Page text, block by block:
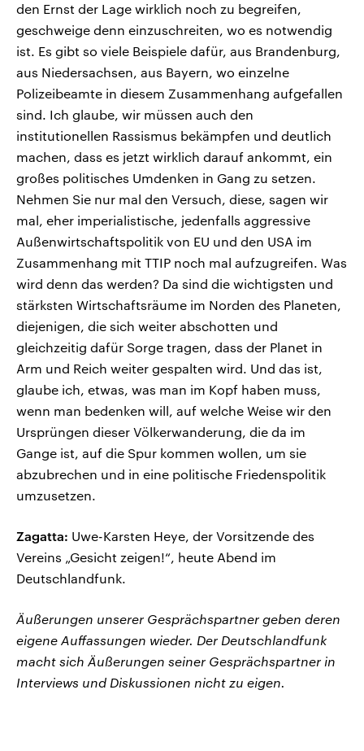
den Ernst der Lage wirklich noch zu begreifen,
geschweige denn einzuschreiten, wo es notwendig
ist. Es gibt so viele Beispiele dafür, aus Brandenburg,
aus Niedersachsen, aus Bayern, wo einzelne
Polizeibeamte in diesem Zusammenhang aufgefallen
sind. Ich glaube, wir müssen auch den
institutionellen Rassismus bekämpfen und deutlich
machen, dass es jetzt wirklich darauf ankommt, ein
großes politisches Umdenken in Gang zu setzen.
Nehmen Sie nur mal den Versuch, diese, sagen wir
mal, eher imperialistische, jedenfalls aggressive
Außenwirtschaftspolitik von EU und den USA im
Zusammenhang mit TTIP noch mal aufzugreifen. Was
wird denn das werden? Da sind die wichtigsten und
stärksten Wirtschaftsräume im Norden des Planeten,
diejenigen, die sich weiter abschotten und
gleichzeitig dafür Sorge tragen, dass der Planet in
Arm und Reich weiter gespalten wird. Und das ist,
glaube ich, etwas, was man im Kopf haben muss,
wenn man bedenken will, auf welche Weise wir den
Ursprüngen dieser Völkerwanderung, die da im
Gange ist, auf die Spur kommen wollen, um sie
abzubrechen und in eine politische Friedenspolitik
umzusetzen.
Zagatta: Uwe-Karsten Heye, der Vorsitzende des
Vereins „Gesicht zeigen!“, heute Abend im
Deutschlandfunk.
Äußerungen unserer Gesprächspartner geben deren
eigene Auffassungen wieder. Der Deutschlandfunk
macht sich Äußerungen seiner Gesprächspartner in
Interviews und Diskussionen nicht zu eigen.